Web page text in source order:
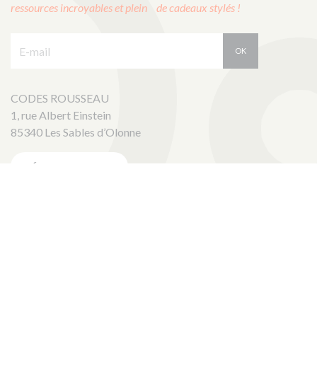
ressources incroyables et plein de cadeaux stylés !
OK
CODES ROUSSEAU
1, rue Albert Einstein
85340 Les Sables d’Olonne
ÉCRIVEZ-NOUS !